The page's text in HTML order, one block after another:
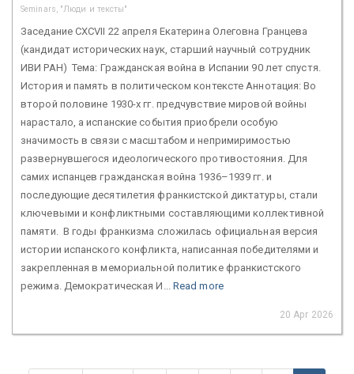
Seminars, "Люди и тексты"
Заседание CXCVII 22 апреля Екатерина Олеговна Гранцева
(кандидат исторических наук, старший научный сотрудник
ИВИ РАН) Тема: Гражданская война в Испании 90 лет спустя.
История и память в политическом контексте Аннотация: Во
второй половине 1930-х гг. предчувствие мировой войны
нарастало, а испанские события приобрели особую
значимость в связи с масштабом и непримиримостью
развернувшегося идеологического противостояния. Для
самих испанцев гражданская война 1936–1939 гг. и
последующие десятилетия франкистской диктатуры, стали
ключевыми и конфликтными составляющими коллективной
памяти. В годы франкизма сложилась официальная версия
истории испанского конфликта, написанная победителями и
закрепленная в мемориальной политике франкистского
режима. Демократическая И... Read more
20 Apr 2026